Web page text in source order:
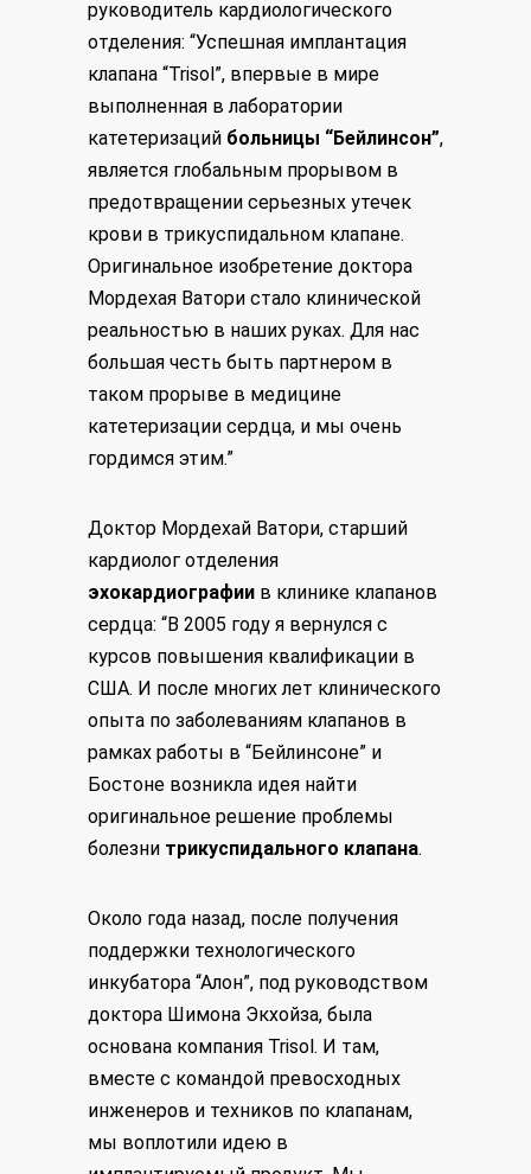
руководитель кардиологического
отделения: “Успешная имплантация
клапана “Trisol”, впервые в мире
выполненная в лаборатории
катетеризаций больницы “Бейлинсон”,
является глобальным прорывом в
предотвращении серьезных утечек
крови в трикуспидальном клапане.
Оригинальное изобретение доктора
Мордехая Ватори стало клинической
реальностью в наших руках. Для нас
большая честь быть партнером в
таком прорыве в медицине
катетеризации сердца, и мы очень
гордимся этим.”
Доктор Мордехай Ватори, старший
кардиолог отделения
эхокардиографии в клинике клапанов
сердца: “В 2005 году я вернулся с
курсов повышения квалификации в
США. И после многих лет клинического
опыта по заболеваниям клапанов в
рамках работы в “Бейлинсоне” и
Бостоне возникла идея найти
оригинальное решение проблемы
болезни трикуспидального клапана.
Около года назад, после получения
поддержки технологического
инкубатора “Алон”, под руководством
доктора Шимона Экхойза, была
основана компания Trisol. И там,
вместе с командой превосходных
инженеров и техников по клапанам,
мы воплотили идею в